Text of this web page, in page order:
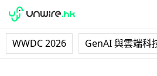
WWDC 2026 GenAI 與雲端科